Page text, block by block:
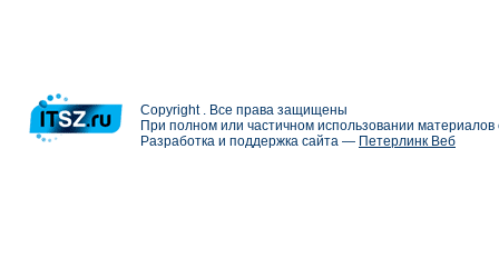
Copyright . Все права защищены
При полном или частичном использовании
Разработка и поддержка сайта — Петерлинк Веб